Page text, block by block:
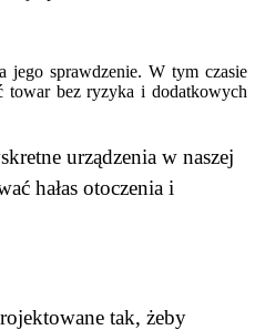
jego sprawdzenie. W tym czasie
towar bez ryzyka i dodatkowych
urządzenia w naszej
hałas otoczenia i
tak, żeby